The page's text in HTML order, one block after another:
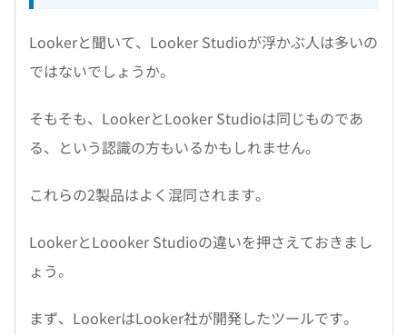
Lookerと聞いて、Looker Studioが浮かぶ人は多いの
ではないでしょうか。
そもそも、LookerとLooker Studioは同じものであ
る、という認識の方もいるかもしれません。
これらの2製品はよく混同されます。
LookerとLoooker Studioの違いを押さえておきまし
ょう。
まず、LookerはLooker社が開発したツールです。